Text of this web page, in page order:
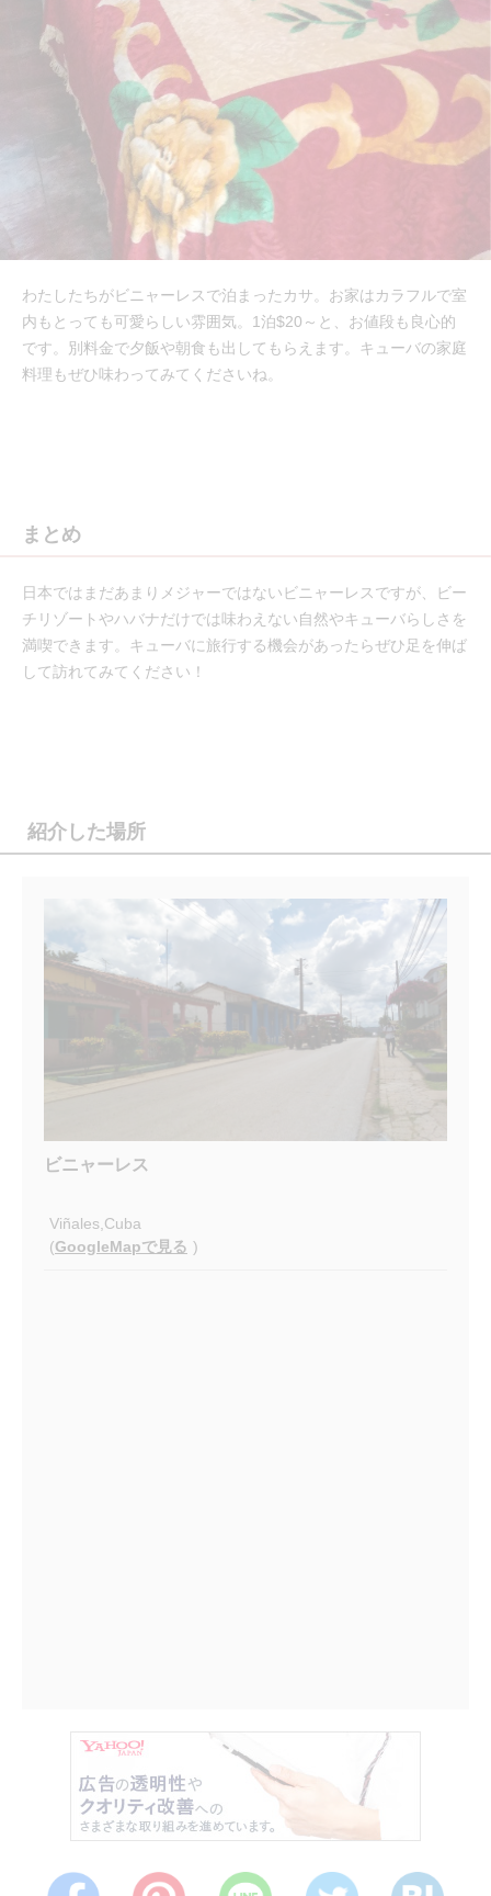
わたしたちがビニャーレスで泊まったカサ。お家はカラフルで室
内もとっても可愛らしい雰囲気。1泊$20～と、お値段も良心的
です。別料金で夕飯や朝食も出してもらえます。キューバの家庭
料理もぜひ味わってみてくださいね。
まとめ
日本ではまだあまりメジャーではないビニャーレスですが、ビー
チリゾートやハバナだけでは味わえない自然やキューバらしさを
満喫できます。キューバに旅行する機会があったらぜひ足を伸ば
して訪れてみてください！
紹介した場所
ビニャーレス
Viñales,Cuba
(GoogleMapで見る )